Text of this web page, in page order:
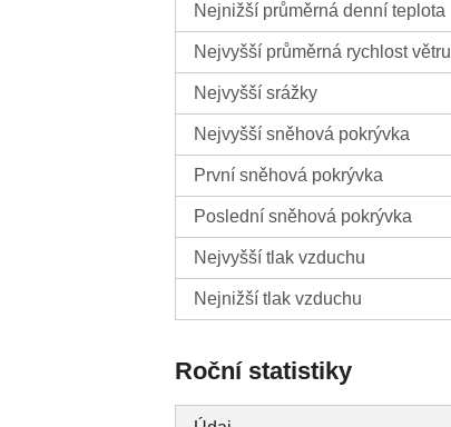
Nejnižší průměrná denní teplota
Nejvyšší průměrná rychlost větru
Nejvyšší srážky
Nejvyšší sněhová pokrývka
První sněhová pokrývka
Poslední sněhová pokrývka
Nejvyšší tlak vzduchu
Nejnižší tlak vzduchu
Roční statistiky